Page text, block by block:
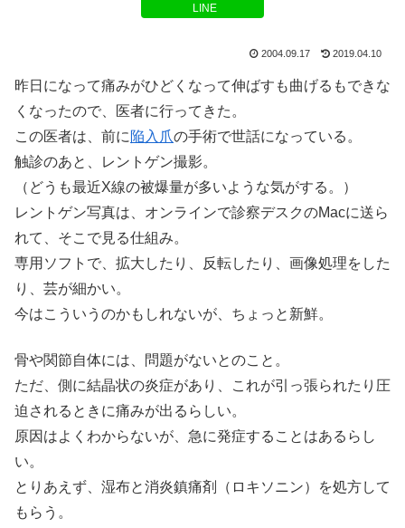
LINE
2004.09.17 2019.04.10
昨日になって痛みがひどくなって伸ばすも曲げるもできな
くなったので、医者に行ってきた。
この医者は、前に 陥入爪の手術で世話になっている。
触診のあと、レントゲン撮影。
（どうも最近X線の被爆量が多いような気がする。）
レントゲン写真は、オンラインで診察デスクのMacに送ら
れて、そこで見る仕組み。
専用ソフトで、拡大したり、反転したり、画像処理をした
り、芸が細かい。
今はこういうのかもしれないが、ちょっと新鮮。
骨や関節自体には、問題がないとのこと。
ただ、側に結晶状の炎症があり、これが引っ張られたり圧
迫されるときに痛みが出るらしい。
原因はよくわからないが、急に発症することはあるらし
い。
とりあえず、湿布と消炎鎮痛剤（ロキソニン）を処方して
もらう。